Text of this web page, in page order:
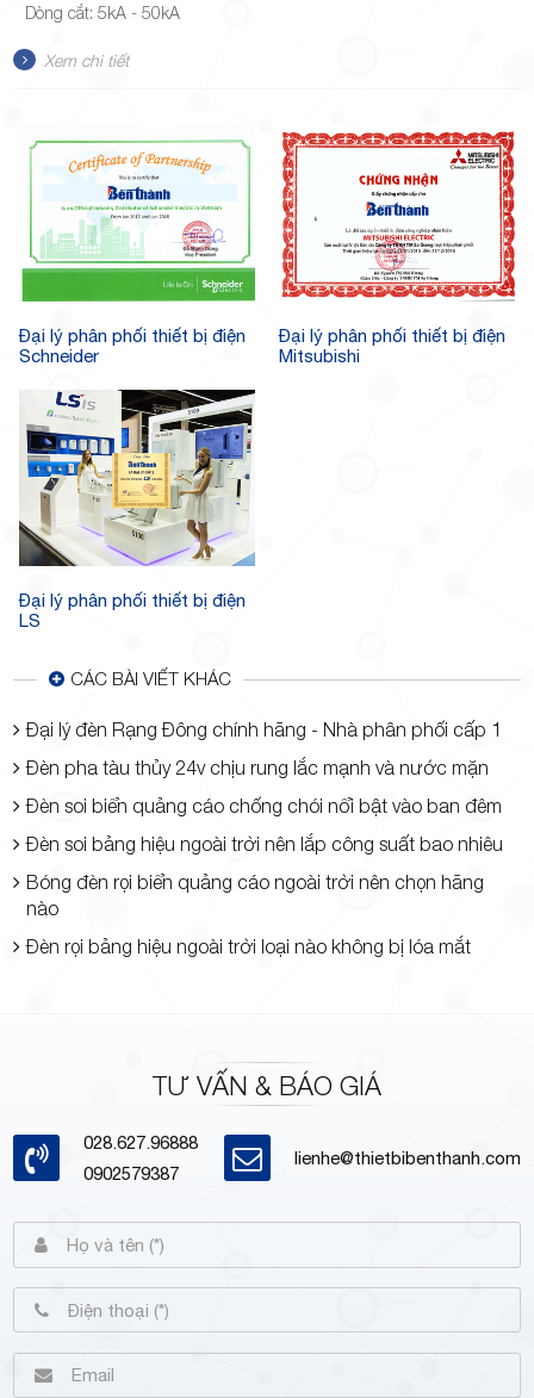
Dòng cắt: 5kA - 50kA
Xem chi tiết
Đại lý phân phối thiết bị điện
Schneider
Đại lý phân phối thiết bị điện
Mitsubishi
Đại lý phân phối thiết bị điện
LS
CÁC BÀI VIẾT KHÁC
Đại lý đèn Rạng Đông chính hãng - Nhà phân phối cấp 1
Đèn pha tàu thủy 24v chịu rung lắc mạnh và nước mặn
Đèn soi biển quảng cáo chống chói nổi bật vào ban đêm
Đèn soi bảng hiệu ngoài trời nên lắp công suất bao nhiêu
Bóng đèn rọi biển quảng cáo ngoài trời nên chọn hãng
nào
Đèn rọi bảng hiệu ngoài trời loại nào không bị lóa mắt
TƯ VẤN & BÁO GIÁ
028.627.96888
0902579387
lienhe@thietbibenthanh.com